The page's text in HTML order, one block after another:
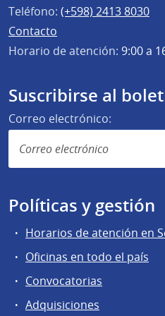
Teléfono: (+598) 2413 8030
Contacto
Horario de atención: 9:00 a
Suscribirse al
Correo electrónico:
Políticas y gestión
Horarios de atención en
Oficinas en todo el país
Convocatorias
Adquisiciones